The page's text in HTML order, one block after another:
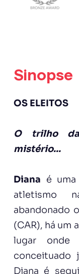
Sinopse
OS ELEITOS
O trilho
mistério...
Diana é
atletismo
abandonado
(CAR), há um
lugar onde
conceituado
Diana é